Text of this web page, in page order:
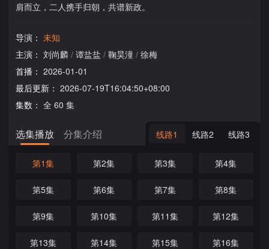
肩而立，二人携手归朝，共谱新政。
导演： 未知
主演： 刘尚麟 / 谭盐盐 / 鞠昊潼 / 徐梅
首播： 2026-01-01
最后更新： 2026-07-19T16:04:50+08:00
集数： 全 60 集
选集播放 分集介绍 线路1 线路2 线路3
第1集 第2集 第3集 第4集
第5集 第6集 第7集 第8集
第9集 第10集 第11集 第12集
第13集 第14集 第15集 第16集